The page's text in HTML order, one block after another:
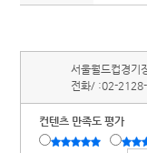
서울월드컵경기
전화/ :02-
컨텐츠 만족도 평가